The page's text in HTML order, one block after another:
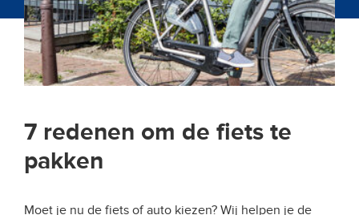
7 redenen om de fiets te
pakken
Moet je nu de fiets of auto kiezen? Wij helpen je de